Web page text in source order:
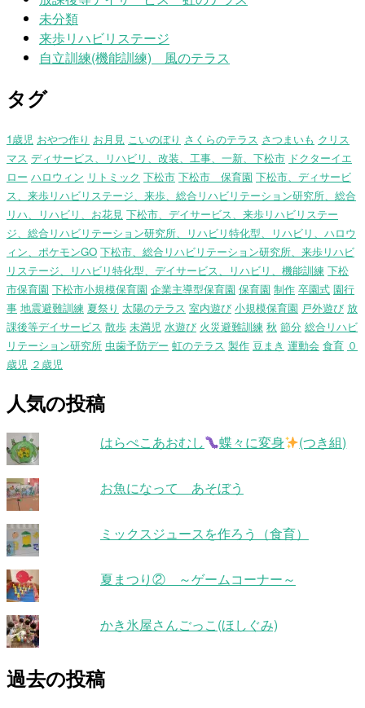
未分類
来歩リハビリステージ
自立訓練(機能訓練) 風のテラス
タグ
1歳児 おやつ作り お月見 こいのぼり さくらのテラス さつまいも クリス
マス ディサービス、リハビリ、改装、工事、一新、下松市 ドクターイエ
ロー ハロウィン リトミック 下松市 下松市 保育園 下松市、ディサービ
ス、来歩リハビリステージ、来歩、総合リハビリテーション研究所、総合
リハ、リハビリ、お花見 下松市、デイサービス、来歩リハビリステー
ジ、総合リハビリテーション研究所、リハビリ特化型、リハビリ、ハロウ
ィン、ポケモンGO 下松市、総合リハビリテーション研究所、来歩リハビ
リステージ、リハビリ特化型、デイサービス、リハビリ、機能訓練 下松
市保育園 下松市小規模保育園 企業主導型保育園 保育園 制作 卒園式 園行
事 地震避難訓練 夏祭り 太陽のテラス 室内遊び 小規模保育園 戸外遊び 放
課後等デイサービス 散歩 未満児 水遊び 火災避難訓練 秋 節分 総合リハビ
リテーション研究所 虫歯予防デー 虹のテラス 製作 豆まき 運動会 食育 ０
歳児 ２歳児
人気の投稿
はらぺこあおむし 蝶々に変身 (つき組)
お魚になって あそぼう
ミックスジュースを作ろう（食育）
夏まつり② ～ゲームコーナー～
かき氷屋さんごっこ(ほしぐみ)
過去の投稿